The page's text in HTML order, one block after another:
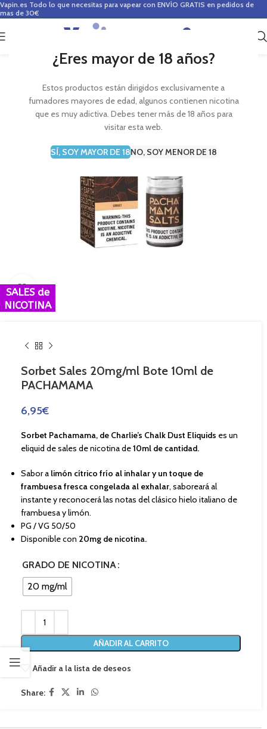
¿Eres mayor de 18 años?
Estos productos están dirigidos exclusivamente a
fumadores mayores de edad, algunos contienen nicotina
que es muy adictiva. Debes tener más de 18 años para
visitar esta web.
SÍ, SOY MAYOR DE 18NO, SOY MENOR DE 18
Vapin.es Todo lo que necesitas para vapear con ENVÍO GRATIS en pedidos de
mas de 30€
0
Haga Click para agrandar
SALES de
NICOTINA
Sorbet Sales 20mg/ml Bote 10ml de
PACHAMAMA
6,95€
Sorbet Pachamama, de Charlie’s Chalk Dust Eliquids es un
eliquid de sales de nicotina de10ml de cantidad.
Sabor a limón cítrico frío al inhalar y un toque de
frambuesa fresca congelada al exhalar, saboreará al
instante y reconocerá las notas del clásico hielo italiano de
frambuesa y limón.
PG / VG 50/50
Disponible con 20mg de nicotina.
GRADO DE NICOTINA
20 mg/ml
AÑADIR AL CARRITO
Añadir a la lista de deseos
Share: